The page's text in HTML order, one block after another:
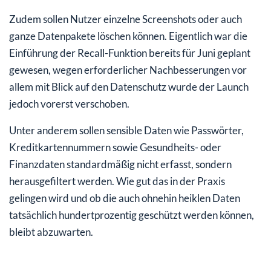
Zudem sollen Nutzer einzelne Screenshots oder auch
ganze Datenpakete löschen können. Eigentlich war die
Einführung der Recall-Funktion bereits für Juni geplant
gewesen, wegen erforderlicher Nachbesserungen vor
allem mit Blick auf den Datenschutz wurde der Launch
jedoch vorerst verschoben.
Unter anderem sollen sensible Daten wie Passwörter,
Kreditkartennummern sowie Gesundheits- oder
Finanzdaten standardmäßig nicht erfasst, sondern
herausgefiltert werden. Wie gut das in der Praxis
gelingen wird und ob die auch ohnehin heiklen Daten
tatsächlich hundertprozentig geschützt werden können,
bleibt abzuwarten.